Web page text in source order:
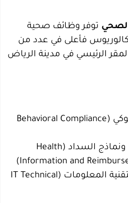
توفر وظائف صحية
فأعلى في عدد من
الرئيسي في مدينة الرياض
– مسؤول الامتثال السلوكي (Behavioral Compliance
– مدير معلومات الصحة ونماذج السداد (Health
Information and
– مسؤول الدعم الفني لتقنية المعلومات (IT Technical